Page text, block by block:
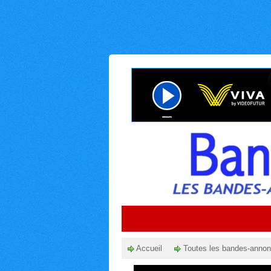
Accueil Toutes les bandes-